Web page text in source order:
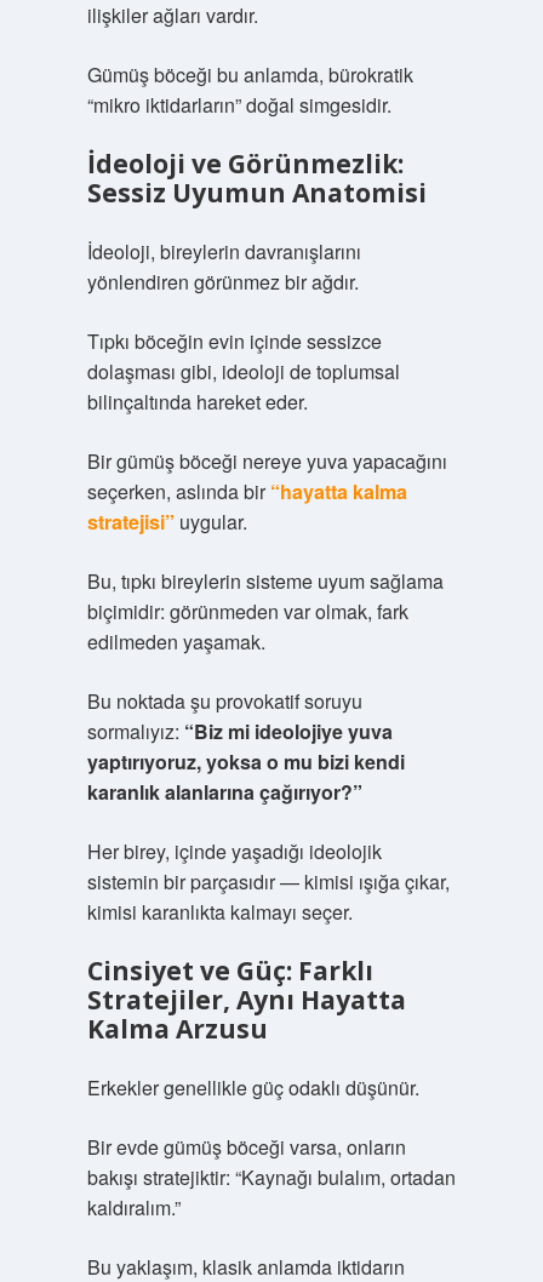
ilişkiler ağları vardır.
Gümüş böceği bu anlamda, bürokratik
“mikro iktidarların” doğal simgesidir.
İdeoloji ve Görünmezlik:
Sessiz Uyumun Anatomisi
İdeoloji, bireylerin davranışlarını
yönlendiren görünmez bir ağdır.
Tıpkı böceğin evin içinde sessizce
dolaşması gibi, ideoloji de toplumsal
bilinçaltında hareket eder.
Bir gümüş böceği nereye yuva yapacağını
seçerken, aslında bir“hayatta kalma
stratejisi” uygular.
Bu, tıpkı bireylerin sisteme uyum sağlama
biçimidir: görünmeden var olmak, fark
edilmeden yaşamak.
Bu noktada şu provokatif soruyu
sormalıyız: “Biz mi ideolojiye yuva
yaptırıyoruz, yoksa o mu bizi kendi
karanlık alanlarına çağırıyor?”
Her birey, içinde yaşadığı ideolojik
sistemin bir parçasıdır — kimisi ışığa çıkar,
kimisi karanlıkta kalmayı seçer.
Cinsiyet ve Güç: Farklı
Stratejiler, Aynı Hayatta
Kalma Arzusu
Erkekler genellikle güç odaklı düşünür.
Bir evde gümüş böceği varsa, onların
bakışı stratejiktir: “Kaynağı bulalım, ortadan
kaldıralım.”
Bu yaklaşım, klasik anlamda iktidarın